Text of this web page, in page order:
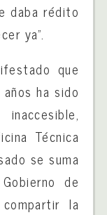
daba rédito
ya”.
que
ha sido
Técnica
se suma
de
la